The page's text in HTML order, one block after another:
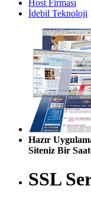
Host Firması
İdebil Teknoloji
Hazır
Siteniz Bir
SSL